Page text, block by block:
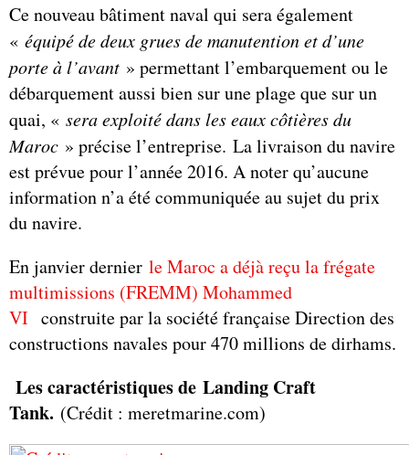
Ce nouveau bâtiment naval qui sera également
« équipé de deux grues de manutention et d’une
porte à l’avant » permettant l’embarquement ou le
débarquement aussi bien sur une plage que sur un
quai, « sera exploité dans les eaux côtières du
Maroc » précise l’entreprise. La livraison du navire
est prévue pour l’année 2016. A noter qu’aucune
information n’a été communiquée au sujet du prix
du navire.
En janvier dernier le Maroc a déjà reçu la frégate
multimissions (FREMM) Mohammed
VI construite par la société française Direction des
constructions navales pour 470 millions de dirhams.
Les caractéristiques de Landing Craft
Tank. (Crédit : meretmarine.com)